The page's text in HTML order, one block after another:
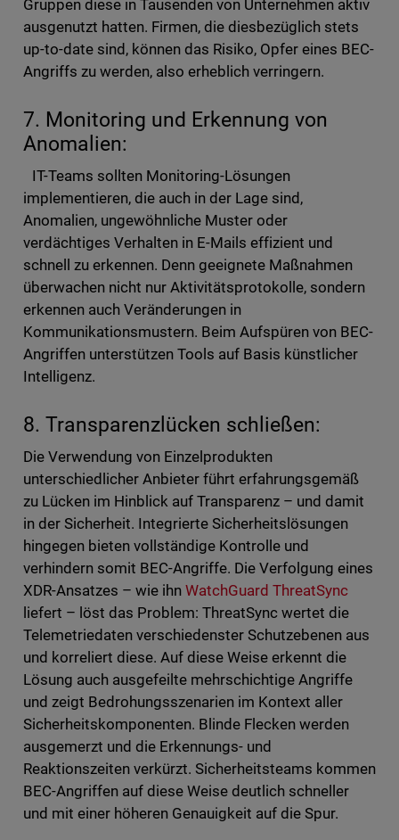
Gruppen diese in Tausenden von Unternehmen aktiv
ausgenutzt hatten. Firmen, die diesbezüglich stets
up-to-date sind, können das Risiko, Opfer eines BEC-
Angriffs zu werden, also erheblich verringern.
7. Monitoring und Erkennung von
Anomalien:
IT-Teams sollten Monitoring-Lösungen
implementieren, die auch in der Lage sind,
Anomalien, ungewöhnliche Muster oder
verdächtiges Verhalten in E-Mails effizient und
schnell zu erkennen. Denn geeignete Maßnahmen
überwachen nicht nur Aktivitätsprotokolle, sondern
erkennen auch Veränderungen in
Kommunikationsmustern. Beim Aufspüren von BEC-
Angriffen unterstützen Tools auf Basis künstlicher
Intelligenz.
8. Transparenzlücken schließen:
Die Verwendung von Einzelprodukten
unterschiedlicher Anbieter führt erfahrungsgemäß
zu Lücken im Hinblick auf Transparenz – und damit
in der Sicherheit. Integrierte Sicherheitslösungen
hingegen bieten vollständige Kontrolle und
verhindern somit BEC-Angriffe. Die Verfolgung eines
XDR-Ansatzes – wie ihn WatchGuard ThreatSync
liefert – löst das Problem: ThreatSync wertet die
Telemetriedaten verschiedenster Schutzebenen aus
und korreliert diese. Auf diese Weise erkennt die
Lösung auch ausgefeilte mehrschichtige Angriffe
und zeigt Bedrohungsszenarien im Kontext aller
Sicherheitskomponenten. Blinde Flecken werden
ausgemerzt und die Erkennungs- und
Reaktionszeiten verkürzt. Sicherheitsteams kommen
BEC-Angriffen auf diese Weise deutlich schneller
und mit einer höheren Genauigkeit auf die Spur.